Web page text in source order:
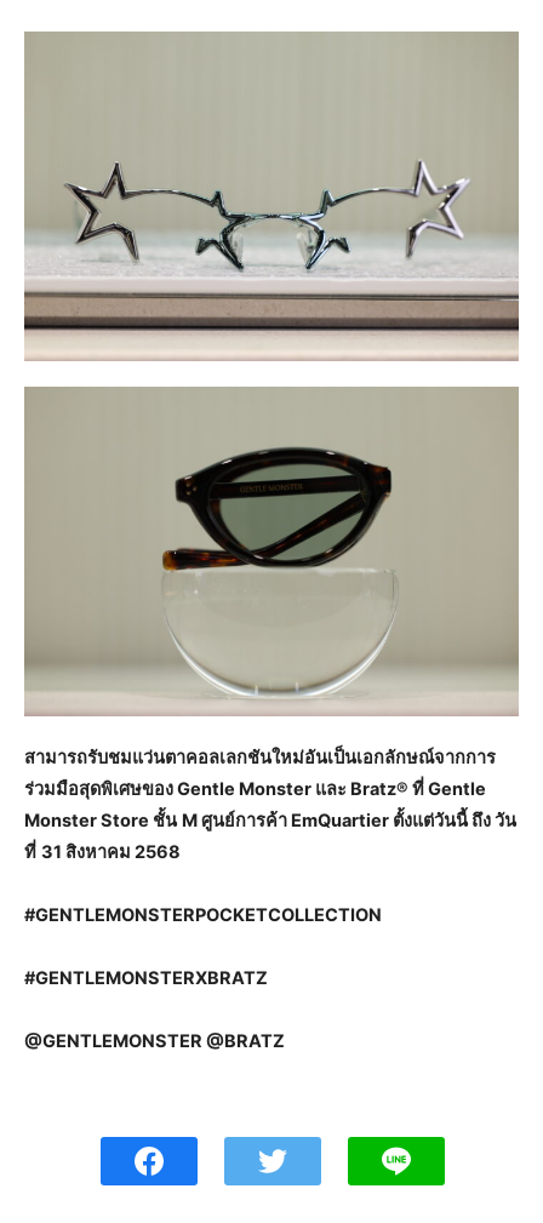
สามารถรับชมแว่นตาคอลเลกชันใหม่อันเป็นเอกลักษณ์จากการ
ร่วมมือสุดพิเศษของGentle Monster และ Bratz® ที่Gentle
Monster Store ชั้น Mศูนย์การค้า EmQuartier ตั้งแต่วันนี้ ถึง วัน
ที่ 31 สิงหาคม 2568
#GENTLEMONSTERPOCKETCOLLECTION
#GENTLEMONSTERXBRATZ
@GENTLEMONSTER @BRATZ